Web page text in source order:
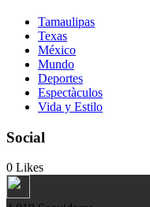
Tamaulipas
Texas
México
Mundo
Deportes
Espectàculos
Vida y Estilo
Social
0 Likes